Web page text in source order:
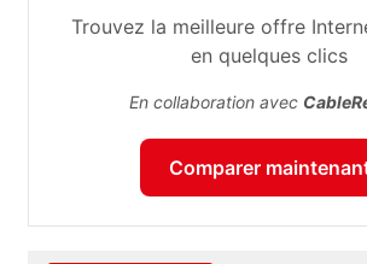
Trouvez la meilleure offre
en quelques clics
En collaboration avec
Comparer